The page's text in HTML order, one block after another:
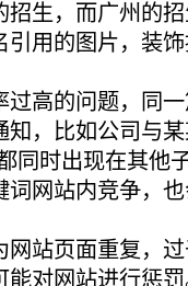
生，而广州的
引用的图片，装
高的问题，同一
知，比如公司与
同时出现在其他
词网站内竞争，
站页面重复，过
能对网站进行惩